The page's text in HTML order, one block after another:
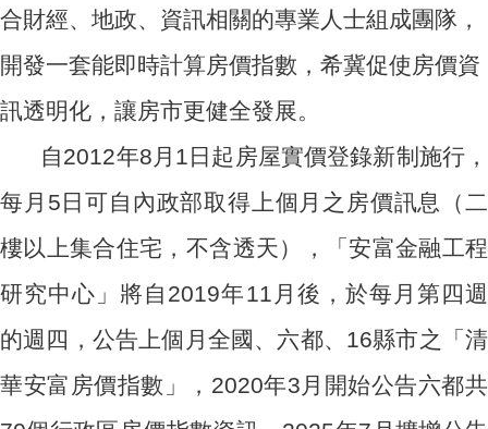
合財經、地政、資訊相關的專業人士組成團隊，
開發一套能即時計算房價指數，希冀促使房價資
訊透明化，讓房市更健全發展。
自2012年8月1日起房屋實價登錄新制施行，
每月5日可自內政部取得上個月之房價訊息（二
樓以上集合住宅，不含透天），「安富金融工程
研究中心」將自2019年11月後，於每月第四週
的週四，公告上個月全國、六都、16縣市之「清
華安富房價指數」，2020年3月開始公告六都共